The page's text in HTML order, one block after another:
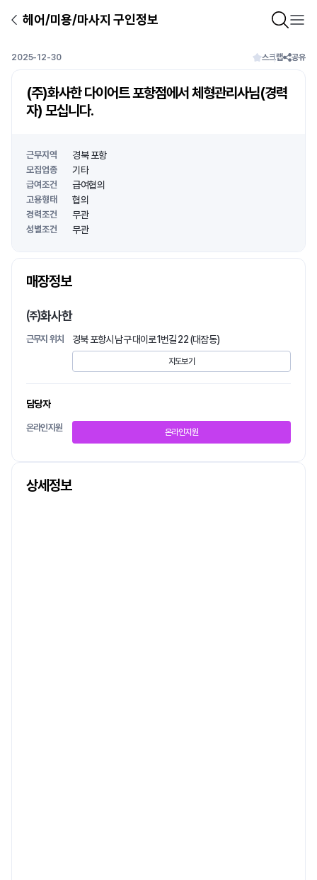
헤어/미용/마사지 구인정보
2025-12-30 스크랩 공유
(주)화사한 다이어트 포항점에서 체형관리사님(경력
자) 모십니다.
근무지역 경북 포항
모집업종 기타
급여조건 급여협의
고용형태 협의
경력조건 무관
성별조건 무관
매장정보
㈜화사한
근무지 위치 경북 포항시 남구 대이로1번길 22 (대잠동)
지도보기
담당자
온라인지원 온라인지원
상세정보